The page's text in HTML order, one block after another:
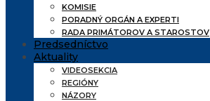
KOMISIE
PORADNÝ ORGÁN A EXPERTI
RADA PRIMÁTOROV A STAROSTOV
Predsedníctvo
Aktuality
VIDEOSEKCIA
REGIÓNY
NÁZORY